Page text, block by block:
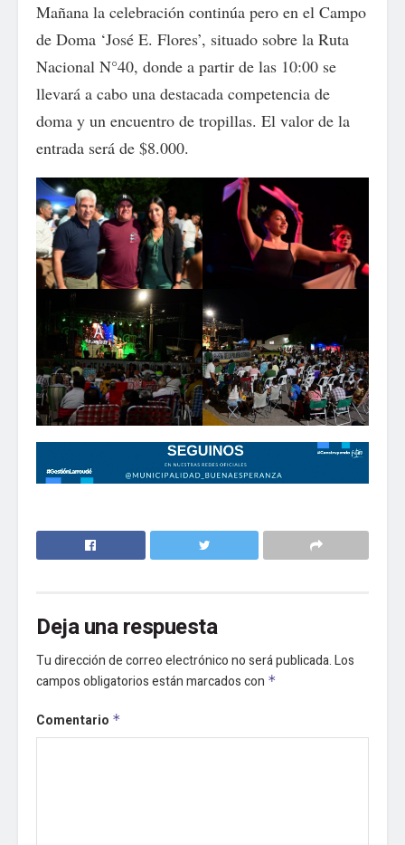
Mañana la celebración continúa pero en el Campo
de Doma ‘José E. Flores’, situado sobre la Ruta
Nacional N°40, donde a partir de las 10:00 se
llevará a cabo una destacada competencia de
doma y un encuentro de tropillas. El valor de la
entrada será de $8.000.
Deja una respuesta
Tu dirección de correo electrónico no será publicada.Los
campos obligatorios están marcados con *
Comentario *